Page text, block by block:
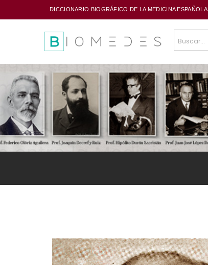
DICCIONARIO BIOGRÁFICO DE LA MEDICINA ESPAÑOLA